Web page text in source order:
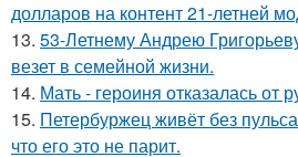
долларов на контент 21-летней
13. 53-Летнему Андрею
везет в семейной жизни.
14. Мать - героиня отказалась от
15. Петербуржец живёт без
что его это не парит.